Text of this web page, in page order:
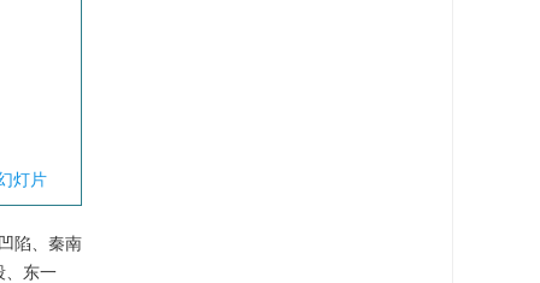
灯片
陷、秦南
、东一